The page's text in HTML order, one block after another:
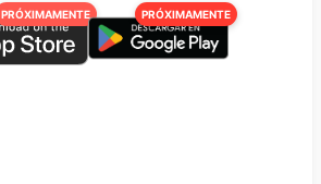
PRÓXIMAMENTE PRÓXIMAMENTE